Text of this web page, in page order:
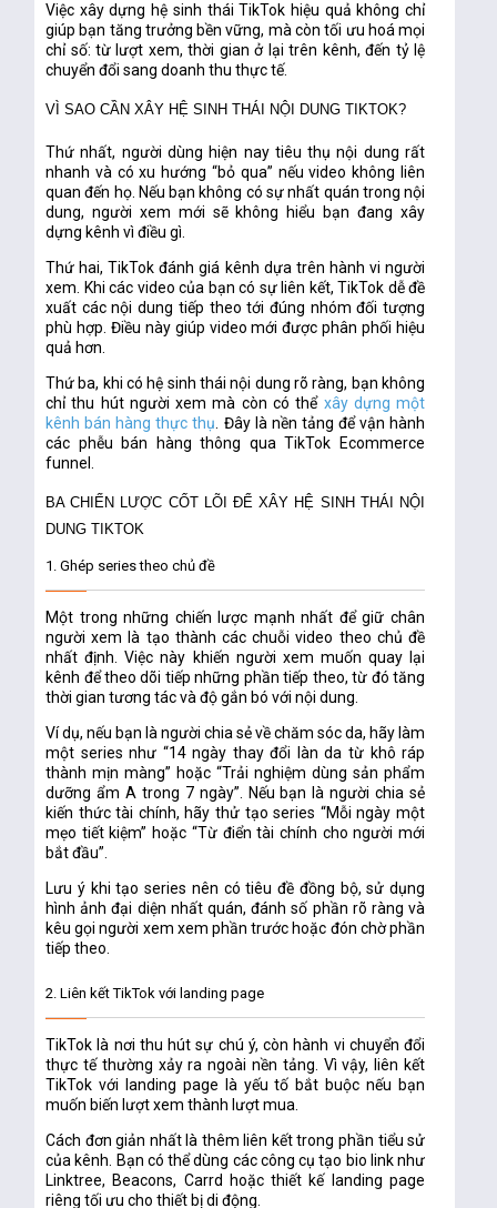
Việc xây dựng hệ sinh thái TikTok hiệu quả không chỉ
giúp bạn tăng trưởng bền vững, mà còn tối ưu hoá mọi
chỉ số: từ lượt xem, thời gian ở lại trên kênh, đến tỷ lệ
chuyển đổi sang doanh thu thực tế.
VÌ SAO CẦN XÂY HỆ SINH THÁI NỘI DUNG TIKTOK?
Thứ nhất, người dùng hiện nay tiêu thụ nội dung rất
nhanh và có xu hướng “bỏ qua” nếu video không liên
quan đến họ. Nếu bạn không có sự nhất quán trong nội
dung, người xem mới sẽ không hiểu bạn đang xây
dựng kênh vì điều gì.
Thứ hai, TikTok đánh giá kênh dựa trên hành vi người
xem. Khi các video của bạn có sự liên kết, TikTok dễ đề
xuất các nội dung tiếp theo tới đúng nhóm đối tượng
phù hợp. Điều này giúp video mới được phân phối hiệu
quả hơn.
Thứ ba, khi có hệ sinh thái nội dung rõ ràng, bạn không
chỉ thu hút người xem mà còn có thể xây dựng một
kênh bán hàng thực thụ . Đây là nền tảng để vận hành
các phễu bán hàng thông qua TikTok Ecommerce
funnel.
BA CHIẾN LƯỢC CỐT LÕI ĐỂ XÂY HỆ SINH THÁI NỘI
DUNG TIKTOK
1. Ghép series theo chủ đề
Một trong những chiến lược mạnh nhất để giữ chân
người xem là tạo thành các chuỗi video theo chủ đề
nhất định. Việc này khiến người xem muốn quay lại
kênh để theo dõi tiếp những phần tiếp theo, từ đó tăng
thời gian tương tác và độ gắn bó với nội dung.
Ví dụ, nếu bạn là người chia sẻ về chăm sóc da, hãy làm
một series như “14 ngày thay đổi làn da từ khô ráp
thành mịn màng” hoặc “Trải nghiệm dùng sản phẩm
dưỡng ẩm A trong 7 ngày”. Nếu bạn là người chia sẻ
kiến thức tài chính, hãy thử tạo series “Mỗi ngày một
mẹo tiết kiệm” hoặc “Từ điển tài chính cho người mới
bắt đầu”.
Lưu ý khi tạo series nên có tiêu đề đồng bộ, sử dụng
hình ảnh đại diện nhất quán, đánh số phần rõ ràng và
kêu gọi người xem xem phần trước hoặc đón chờ phần
tiếp theo.
2. Liên kết TikTok với landing page
TikTok là nơi thu hút sự chú ý, còn hành vi chuyển đổi
thực tế thường xảy ra ngoài nền tảng. Vì vậy, liên kết
TikTok với landing page là yếu tố bắt buộc nếu bạn
muốn biến lượt xem thành lượt mua.
Cách đơn giản nhất là thêm liên kết trong phần tiểu sử
của kênh. Bạn có thể dùng các công cụ tạo bio link như
Linktree, Beacons, Carrd hoặc thiết kế landing page
riêng tối ưu cho thiết bị di động.